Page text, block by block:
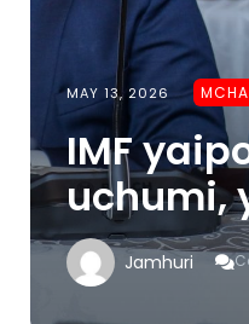
MAY 13, 2026
IMF
uchumi,
Jamhuri